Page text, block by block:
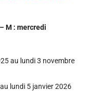
M : mercredi
au lundi 3 novembre
lundi 5 janvier 2026